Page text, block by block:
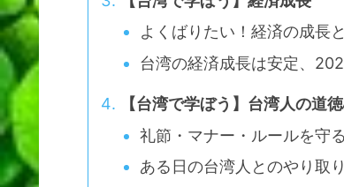
よくばりたい！経済の成長
台湾の経済成長は安定、
【台湾で学ぼう】台湾人の道
礼節・マナー・ルールを守
ある日の台湾人とのやり